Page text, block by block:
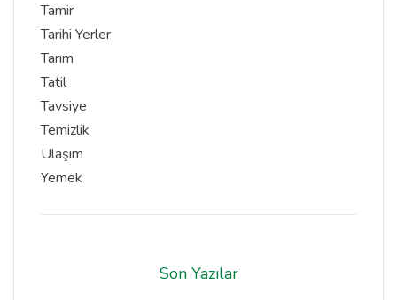
Tamir
Tarihi Yerler
Tarım
Tatil
Tavsiye
Temizlik
Ulaşım
Yemek
Son Yazılar